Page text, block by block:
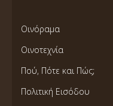
Οινόραμα
Οινοτεχνία
Πού, Πότε και Πώς;
Πολιτική Εισόδου